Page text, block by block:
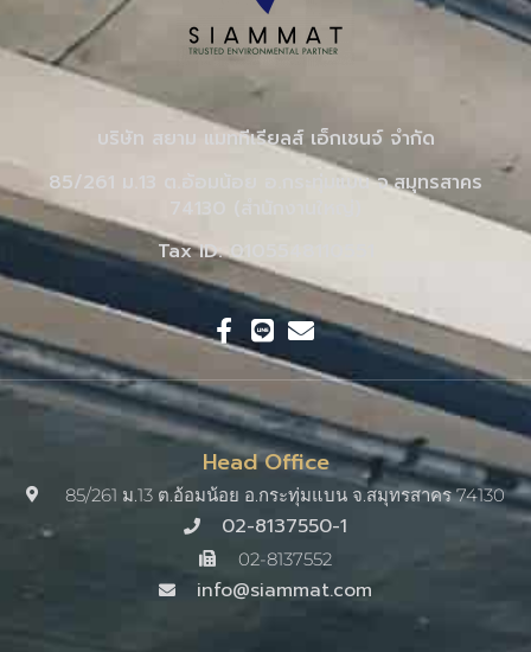
บริษัท สยาม แมททีเรียลส์ เอ็กเชนจ์ จำกัด
85/261 ม.13 ต.อ้อมน้อย อ.กระทุ่มแบน จ.สมุทรสาคร
74130 (สำนักงานใหญ่)
Tax ID: 0105548110551
Head Office
85/261 ม.13 ต.อ้อมน้อย อ.กระทุ่มแบน จ.สมุทรสาคร 74130
02-8137550-1
02-8137552
info@siammat.com